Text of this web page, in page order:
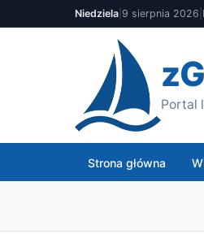
Niedziela 9 sierpnia 2026
Portal
Strona główna